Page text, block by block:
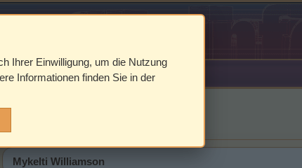
Williamson
Ihrer Einwilligung, um die Nutzung
Informationen finden Sie in der